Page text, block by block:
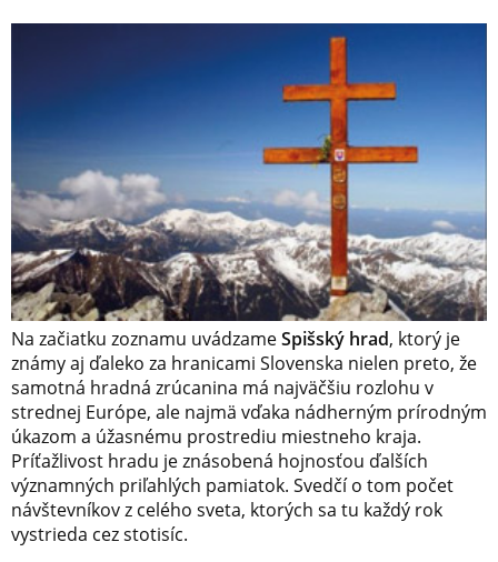
Na začiatku zoznamu uvádzameSpišský hrad, ktorý je
známy aj ďaleko za hranicami Slovenska nielen preto, že
samotná hradná zrúcanina má najväčšiu rozlohu v
strednej Európe, ale najmä vďaka nádherným prírodným
úkazom a úžasnému prostrediu miestneho kraja.
Príťažlivost hradu je znásobená hojnosťou ďalších
významných priľahlých pamiatok. Svedčí o tom počet
návštevníkov z celého sveta, ktorých sa tu každý rok
vystrieda cez stotisíc.